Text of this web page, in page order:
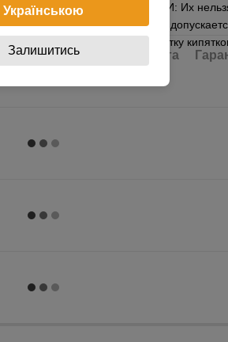
УХОДУ ЗА ФОРМАМИ: Их нельзя
моющих средств. Не
типа, а также обработку
Доставка Оплата
Українською
Залишитись